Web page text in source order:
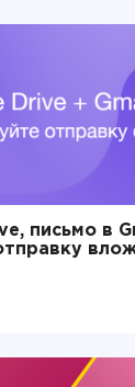
письмо в